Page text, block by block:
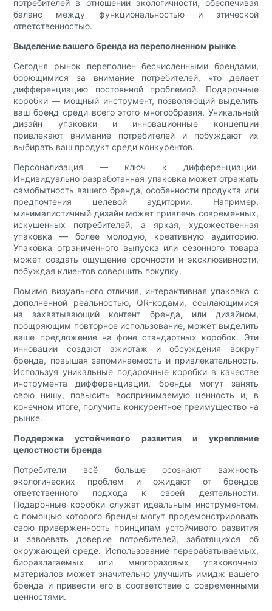
потребителей в отношении экологичности, обеспечивая
баланс между функциональностью и этической
ответственностью.
Выделение вашего бренда на переполненном рынке
Сегодня рынок переполнен бесчисленными брендами,
борющимися за внимание потребителей, что делает
дифференциацию постоянной проблемой. Подарочные
коробки — мощный инструмент, позволяющий выделить
ваш бренд среди всего этого многообразия. Уникальный
дизайн упаковки и инновационные концепции
привлекают внимание потребителей и побуждают их
выбирать ваш продукт среди конкурентов.
Персонализация — ключ к дифференциации.
Индивидуально разработанная упаковка может отражать
самобытность вашего бренда, особенности продукта или
предпочтения целевой аудитории. Например,
минималистичный дизайн может привлечь современных,
искушенных потребителей, а яркая, художественная
упаковка — более молодую, креативную аудиторию.
Упаковка ограниченного выпуска или сезонного товара
может создать ощущение срочности и эксклюзивности,
побуждая клиентов совершить покупку.
Помимо визуального отличия, интерактивная упаковка с
дополненной реальностью, QR-кодами, ссылающимися
на захватывающий контент бренда, или дизайном,
поощряющим повторное использование, может выделить
ваше предложение на фоне стандартных коробок. Эти
инновации создают ажиотаж и обсуждения вокруг
бренда, повышая запоминаемость и привлекательность.
Используя уникальные подарочные коробки в качестве
инструмента дифференциации, бренды могут занять
свою нишу, повысить воспринимаемую ценность и, в
конечном итоге, получить конкурентное преимущество на
рынке.
Поддержка устойчивого развития и укрепление
целостности бренда
Потребители всё больше осознают важность
экологических проблем и ожидают от брендов
ответственного подхода к своей деятельности.
Подарочные коробки служат идеальным инструментом,
с помощью которого бренды могут продемонстрировать
свою приверженность принципам устойчивого развития
и завоевать доверие потребителей, заботящихся об
окружающей среде. Использование перерабатываемых,
биоразлагаемых или многоразовых упаковочных
материалов может значительно улучшить имидж вашего
бренда и привести его в соответствие с современными
ценностями.